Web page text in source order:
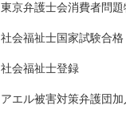
東京弁護士会消費者問
社会福祉士国家試験合格
社会福祉士登録
アエル被害対策弁護団加